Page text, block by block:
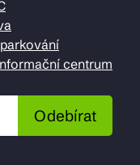
centrum
Odebírat